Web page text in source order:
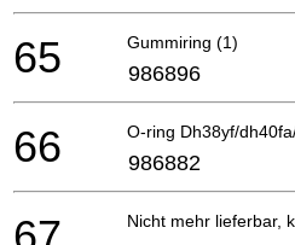
Gummiring (1)
65 986896
O-ring Dh38yf/
66 986882
Nicht mehr lieferbar,